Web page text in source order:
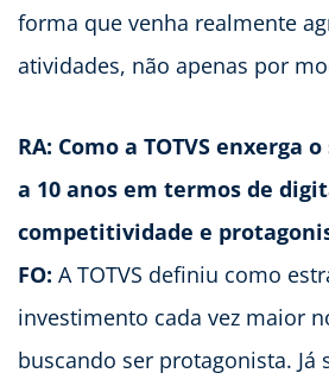
forma que venha realmente
atividades, não apenas por
RA: Como a TOTVS enxerga
a 10 anos em termos de
competitividade e
FO: A TOTVS definiu como
investimento cada vez maior
buscando ser protagonista. Já